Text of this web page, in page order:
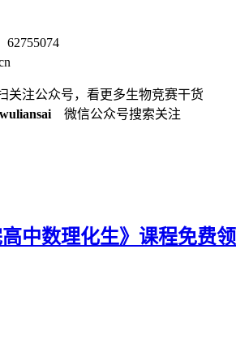
62755074
关注公众号，看更多生物竞赛干货
微信公众号搜索关注
高中数理化生》课程免费领